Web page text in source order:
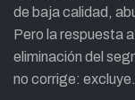
de baja calidad,
Pero la respuesta
eliminación del
no corrige: excluye.